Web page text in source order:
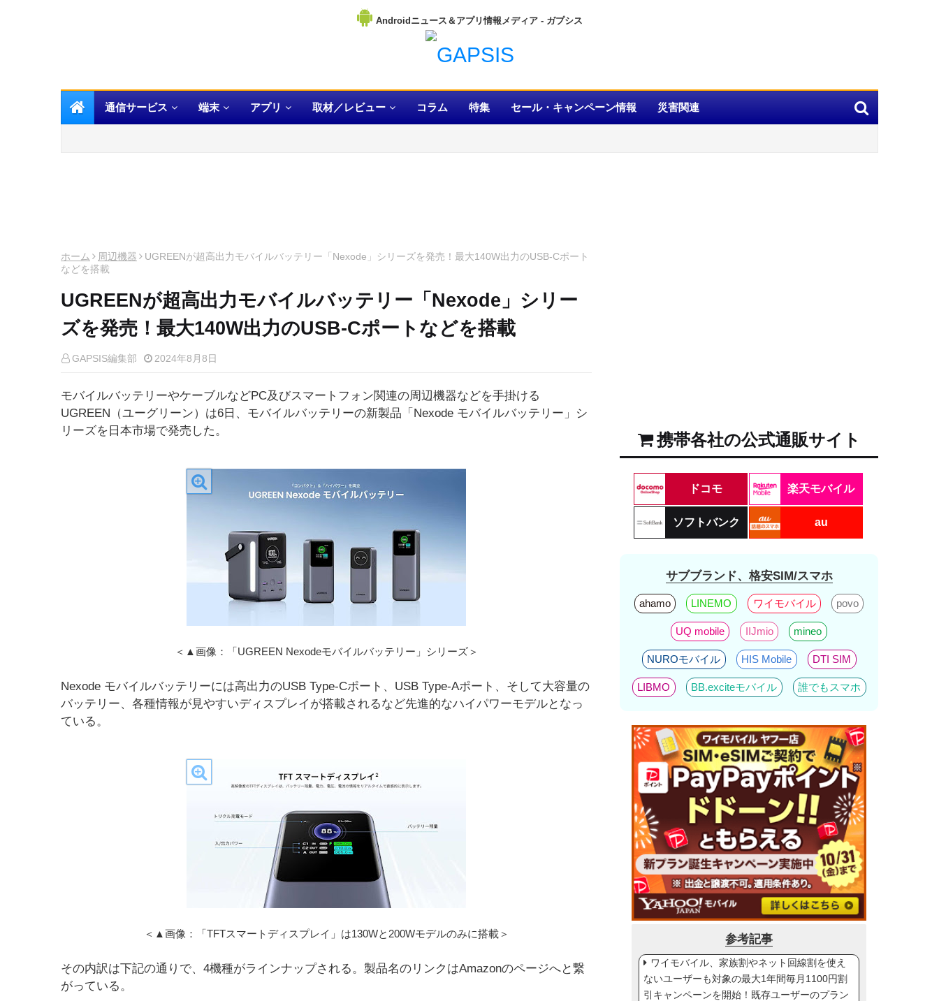
Androidニュース＆アプリ情報メディア
通信サービス 端末 アプリ 取材／レビュー コラム 特集 セール・キャンペーン情報 災害関連
ホーム 周辺機器
UGREENが超高出力モバイルバッテリー「Nexode」シリーズを発売！最大140W出力のUSB-Cポート
などを搭載
UGREENが超高出力モバイルバッテリー「Nexode」シリー
ズを発売！最大140W出力のUSB-Cポートなどを搭載
GAPSIS編集部 2024年8月8日
モバイルバッテリーやケーブルなどPC及びスマートフォン関連の周辺機器などを手掛ける
UGREEN（ユーグリーン）は6日、モバイルバッテリーの新製品「Nexode モバイルバッテリー」シ
リーズを日本市場で発売した。
＜▲画像：「UGREEN Nexodeモバイルバッテリー」シリーズ＞
Nexode モバイルバッテリーには高出力のUSB Type-Cポート、USB Type-Aポート、そして大容量の
バッテリー、各種情報が見やすいディスプレイが搭載されるなど先進的なハイパワーモデルとなっ
ている。
＜▲画像：「TFTスマートディスプレイ」は130Wと200Wモデルのみに搭載＞
その内訳は下記の通りで、4機種がラインナップされる。製品名のリンクはAmazonのページへと繋
がっている。
携帯各社の公式通販サイト
ドコモ 楽天モバイル
ソフトバンク au
サブブランド、格安SIM/スマホ
ahamo LINEMO ワイモバイル povo
UQ mobile IIJmio mineo
NUROモバイル HIS Mobile DTI SIM
LIBMO BB.exciteモバイル 誰でもスマホ
参考記事
ワイモバイル、家族割やネット回線割を使え
ないユーザーも対象の最大1年間毎月1100円割
引キャンペーンを開始！既存ユーザーのプラン